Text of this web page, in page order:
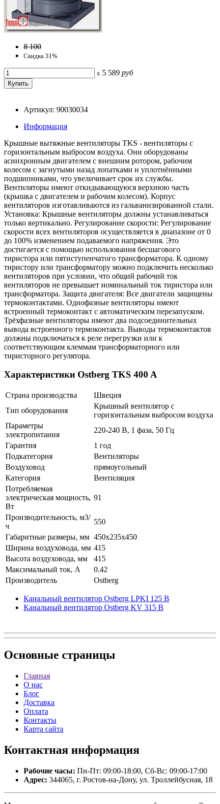
8 100
Скидка 31%
x 5 589 руб
Артикул: 90030034
Информация
Крышные вытяжные вентиляторы TKS - вентиляторы с
горизонтальным выбросом воздуха. Они оборудованы
асинхронным двигателем с внешним ротором, рабочим
колесом с загнутыми назад лопатками и уплотнёнными
подшипниками, что увеличивает срок их службы.
Вентиляторы имеют откидывающуюся верхнюю часть
(крышка с двигателем и рабочим колесом). Корпус
вентиляторов изготавливаются из гальванизированной стали.
Установка: Крышные вентиляторы должны устанавливаться
только вертикально. Регулирование скорости: Регулирование
скорости всех вентиляторов осуществляется в диапазоне от 0
до 100% изменением подаваемого напряжения. Это
достигается с помощью использования бесшагового
тиристора или пятиступенчатого трансформатора. К одному
тиристору или трансформатору можно подключить несколько
вентиляторов при условии, что общий рабочий ток
вентиляторов не превышает номинальный ток тиристора или
трансформатора. Защита двигателя: Все двигатели защищены
термоконтактами. Однофазные вентиляторы имеют
встроенный термоконтакт с автоматическим перезапуском.
Трёхфазные вентиляторы имеют два подсоединительных
вывода встроенного термоконтакта. Выводы термоконтактов
должны подключаться к реле перегрузки или к
соответствующим клеммам трансформаторного или
тиристорного регулятора.
Характеристики Ostberg TKS 400 A
Страна производства
Швеция
Тип оборудования
Крышный вентилятор с
горизонтальным выбросом воздуха
Параметры
электропитания
220-240 В, 1 фаза, 50 Гц
Гарантия
1 год
Подкатегория
Вентиляторы
Воздуховод
прямоугольный
Категория
Вентиляция
Потребляемая
электрическая мощность,
Вт
91
Производительность, м3/
ч
550
Габаритные размеры, мм 450x235x450
Ширина воздуховода, мм 415
Высота воздуховода, мм
415
Максимальный ток, А
0.42
Производитель
Ostberg
Канальный вентилятор Ostberg LPKI 125 B
Канальный вентилятор Ostberg KV 315 B
Основные страницы
Главная
О нас
Блог
Доставка
Оплата
Контакты
Карта сайта
Контактная информация
Рабочие часы: Пн-Пт: 09:00-18:00, Сб-Вс: 09:00-17:00
Адрес: 344065, г. Ростов-на-Дону, ул. Троллейбусная, 18